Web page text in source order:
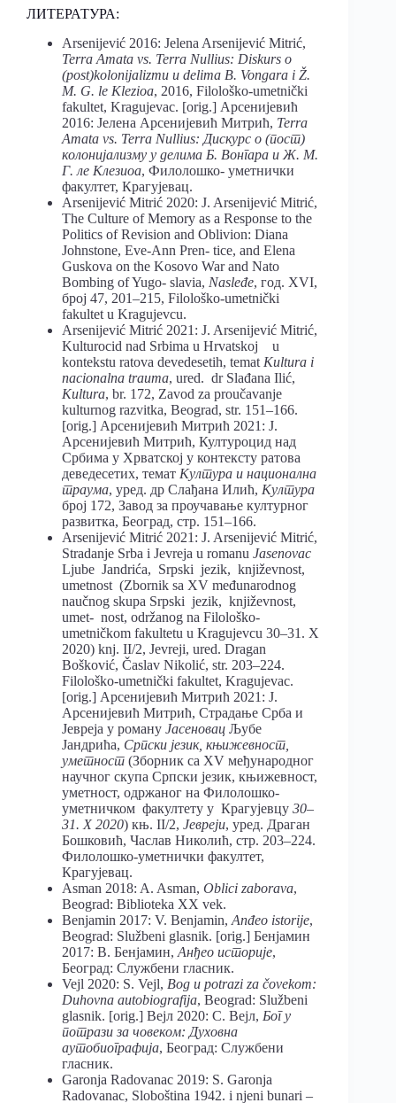
ЛИТЕРАТУРА:
Arsenijević 2016: Jelena Arsenijević Mitrić,
Terra Amata vs. Terra Nullius: Diskurs o
(post)kolonijalizmu u delima B. Vongara i Ž.
M. G. le Klezioa, 2016, Filološko-umetnički
fakultet, Kragujevac. [orig.] Арсенијевић
2016: Јелена Арсенијевић Митрић, Terra
Amata vs. Terra Nullius: Дискурс о (пост)
колонијализму у делима Б. Вонгара и Ж. М.
Г. ле Клезиоа, Филолошко- уметнички
факултет, Крагујевац.
Arsenijević Mitrić 2020: J. Arsenijević Mitrić,
The Culture of Memory as a Response to the
Politics of Revision and Oblivion: Diana
Johnstone, Eve-Ann Pren- tice, and Elena
Guskova on the Kosovo War and Nato
Bombing of Yugo- slavia, Nasleđe, год. XVI,
број 47, 201–215, Filološko-umetnički
fakultet u Kragujevcu.
Arsenijević Mitrić 2021: J. Arsenijević Mitrić,
Kulturocid nad Srbima u Hrvatskoj u
kontekstu ratova devedesetih, temat Kultura i
nacionalna trauma, ured. dr Slađana Ilić,
Kultura, br. 172, Zavod za proučavanje
kulturnog razvitka, Beograd, str. 151–166.
[orig.] Арсенијевић Митрић 2021: Ј.
Арсенијевић Митрић, Културоцид над
Србима у Хрватској у контексту ратова
деведесетих, темат Култура и национална
траума, уред. др Слађана Илић, Култура
број 172, Завод за проучавање културног
развитка, Београд, стр. 151–166.
Arsenijević Mitrić 2021: J. Arsenijević Mitrić,
Stradanje Srba i Jevreja u romanu Jasenovac
Ljube Jandrića, Srpski jezik, književnost,
umetnost (Zbornik sa XV međunarodnog
naučnog skupa Srpski jezik, književnost,
umet- nost, održanog na Filološko-
umetničkom fakultetu u Kragujevcu 30–31. X
2020) knj. II/2, Jevreji, ured. Dragan
Bošković, Časlav Nikolić, str. 203–224.
Filološko-umetnički fakultet, Kragujevac.
[orig.] Арсенијевић Митрић 2021: Ј.
Арсенијевић Митрић, Страдање Срба и
Јевреја у роману Јасеновац Љубе
Јандрића, Српски језик, књижевност,
уметност (Зборник са XV међународног
научног скупа Српски језик, књижевност,
уметност, одржаног на Филолошко-
уметничком факултету у Крагујевцу 30–
31. X 2020) књ. II/2, Јевреји, уред. Драган
Бошковић, Часлав Николић, стр. 203–224.
Филолошко-уметнички факултет,
Крагујевац.
Asman 2018: A. Asman, Oblici zaborava,
Beograd: Biblioteka XX vek.
Benjamin 2017: V. Benjamin, Anđeo istorije,
Beograd: Službeni glasnik. [orig.] Бенјамин
2017: В. Бенјамин, Анђео историје,
Београд: Службени гласник.
Vejl 2020: S. Vejl, Bog u potrazi za čovekom:
Duhovna autobiografija, Beograd: Službeni
glasnik. [orig.] Вејл 2020: С. Вејл, Бог у
потрази за човеком: Духовна
аутобиографија, Београд: Службени
гласник.
Garonja Radovanac 2019: S. Garonja
Radovanac, Sloboština 1942. i njeni bunari –